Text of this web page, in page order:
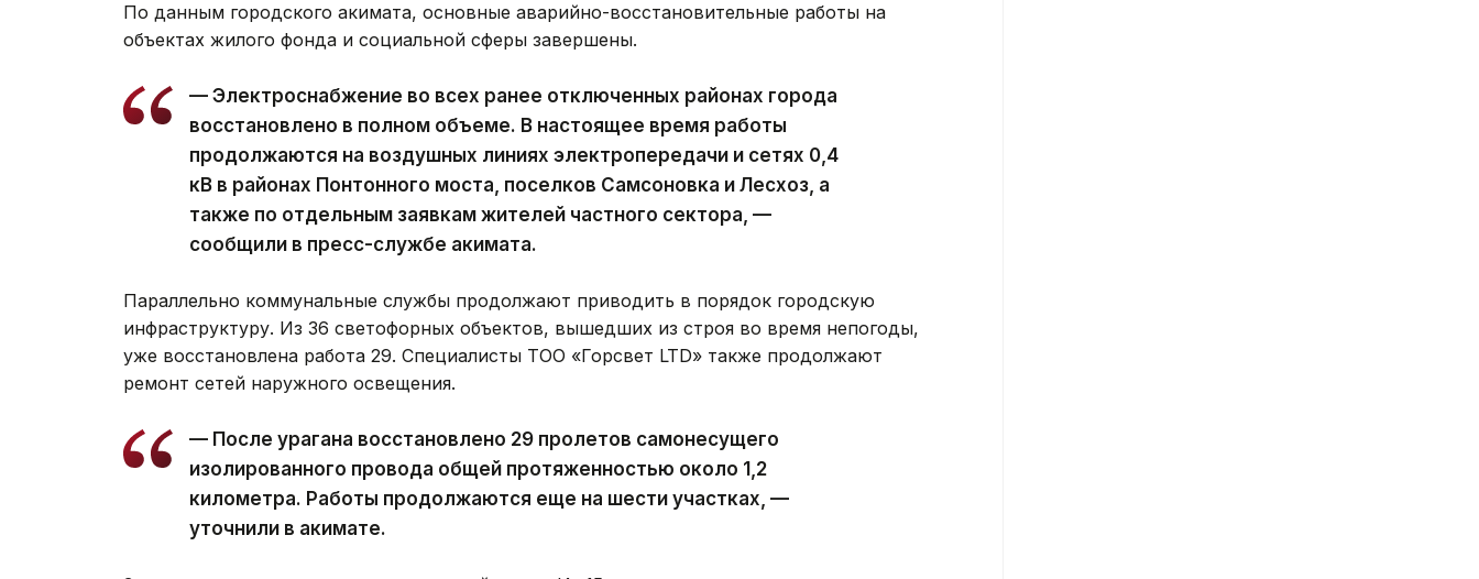
По данным городского акимата, основные аварийно-восстановительные работы на
объектах жилого фонда и социальной сферы завершены.
— Электроснабжение во всех ранее отключенных районах города
восстановлено в полном объеме. В настоящее время работы
продолжаются на воздушных линиях электропередачи и сетях 0,4
кВ в районах Понтонного моста, поселков Самсоновка и Лесхоз, а
также по отдельным заявкам жителей частного сектора, —
сообщили в пресс-службе акимата.
Параллельно коммунальные службы продолжают приводить в порядок городскую
инфраструктуру. Из 36 светофорных объектов, вышедших из строя во время непогоды,
уже восстановлена работа 29. Специалисты ТОО «Горсвет LTD» также продолжают
ремонт сетей наружного освещения.
— После урагана восстановлено 29 пролетов самонесущего
изолированного провода общей протяженностью около 1,2
километра. Работы продолжаются еще на шести участках, —
уточнили в акимате.